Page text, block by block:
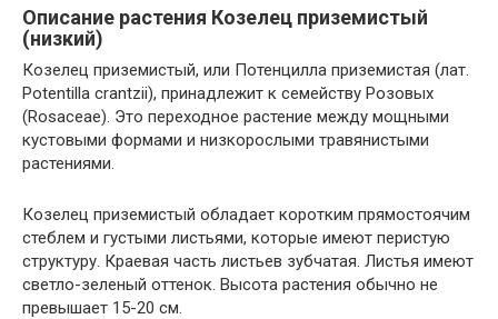
Описание растения Козелец приземистый
(низкий)
Козелец приземистый, или Потенцилла приземистая (лат.
Potentilla crantzii), принадлежит к семейству Розовых
(Rosaceae). Это переходное растение между мощными
кустовыми формами и низкорослыми травянистыми
растениями.
Козелец приземистый обладает коротким прямостоячим
стеблем и густыми листьями, которые имеют перистую
структуру. Краевая часть листьев зубчатая. Листья имеют
светло-зеленый оттенок. Высота растения обычно не
превышает 15-20 см.